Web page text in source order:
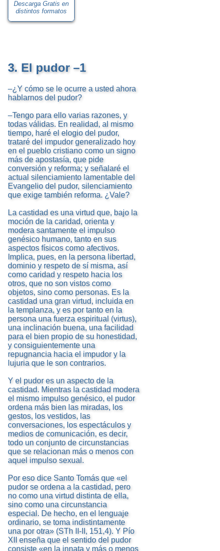
Descarga Gratis en
distintos formatos
3. El pudor –1
–¿Y cómo se le ocurre a usted ahora
hablarnos del pudor?
–Tengo para ello varias razones, y
todas válidas. En realidad, al mismo
tiempo, haré el elogio del pudor,
trataré del impudor generalizado hoy
en el pueblo cristiano como un signo
más de apostasía, que pide
conversión y reforma; y señalaré el
actual silenciamiento lamentable del
Evangelio del pudor, silenciamiento
que exige también reforma. ¿Vale?
La castidad es una virtud que, bajo la
moción de la caridad, orienta y
modera santamente el impulso
genésico humano, tanto en sus
aspectos físicos como afectivos.
Implica, pues, en la persona libertad,
dominio y respeto de sí misma, así
como caridad y respeto hacia los
otros, que no son vistos como
objetos, sino como personas. Es la
castidad una gran virtud, incluida en
la templanza, y es por tanto en la
persona una fuerza espiritual (virtus),
una inclinación buena, una facilidad
para el bien propio de su honestidad,
y consiguientemente una
repugnancia hacia el impudor y la
lujuria que le son contrarios.
Y el pudor es un aspecto de la
castidad. Mientras la castidad modera
el mismo impulso genésico, el pudor
ordena más bien las miradas, los
gestos, los vestidos, las
conversaciones, los espectáculos y
medios de comunicación, es decir,
todo un conjunto de circunstancias
que se relacionan más o menos con
aquel impulso sexual.
Por eso dice Santo Tomás que «el
pudor se ordena a la castidad, pero
no como una virtud distinta de ella,
sino como una circunstancia
especial. De hecho, en el lenguaje
ordinario, se toma indistintamente
una por otra» (STh II-II, 151,4). Y Pío
XII enseña que el sentido del pudor
consiste «en la innata y más o menos